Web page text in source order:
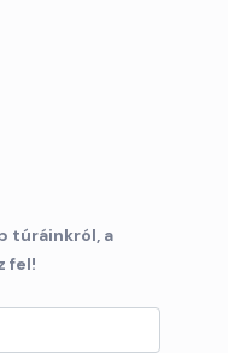
túráinkról, a
fel!